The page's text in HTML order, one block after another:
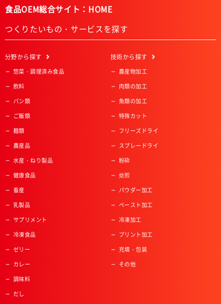
食品OEM総合サイト：HOME
つくりたいもの・サービスを探す
分野から探す
惣菜・調理済み食品
飲料
パン類
ご飯類
麺類
農産品
水産・ねり製品
健康食品
畜産
乳製品
サプリメント
冷凍食品
ゼリー
カレー
調味料
だし
技術から探す
農産物加工
肉類の加工
魚類の加工
特殊カット
フリーズドライ
スプレードライ
粉砕
焙煎
パウダー加工
ペースト加工
冷凍加工
プリント加工
充填・包装
その他